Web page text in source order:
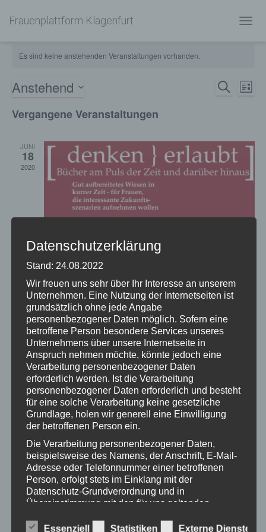
Frauenplattform Klagenfurt
Es sind keine anstehenden Veranstaltungen vorhanden.
und
SUCHE
LISTE
Anstehend
wählen.
Vergangene Veranstaltungen
JUNI
18
2020
Denken erlaubt
AK-Bibliothek KlagenfurtBahnhofplatz 3, Klagenfurt am
Wörthersee
MAI
14
2020
14. Mai 2020 @ 18:30-20:30
Denken erlaubt
Datenschutzerklärung
Stand: 24.08.2022
Wir freuen uns sehr über Ihr Interesse an unserem
Unternehmen. Eine Nutzung der Internetseiten ist
grundsätzlich ohne jede Angabe
personenbezogener Daten möglich. Sofern eine
betroffene Person besondere Services unseres
Unternehmens über unsere Internetseite in
Anspruch nehmen möchte, könnte jedoch eine
Verarbeitung personenbezogener Daten
erforderlich werden. Ist die Verarbeitung
personenbezogener Daten erforderlich und besteht
für eine solche Verarbeitung keine gesetzliche
Grundlage, holen wir generell eine Einwilligung
der betroffenen Person ein.
Die Verarbeitung personenbezogener Daten,
beispielsweise des Namens, der Anschrift, E-Mail-
Adresse oder Telefonnummer einer betroffenen
Person, erfolgt stets im Einklang mit der
Datenschutz-Grundverordnung und in
Übereinstimmung mit den für uns geltenden
Mittels dieser Datenschutzerklärung möchte unser
Essenziell Statistiken Externe Dienste